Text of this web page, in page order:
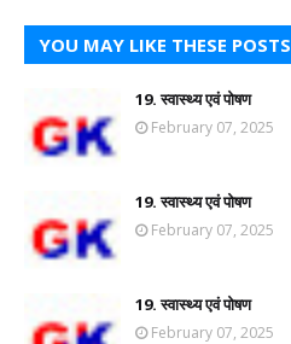
YOU MAY LIKE THESE POSTS
19. स्वास्थ्य एवं पोषण
February 07, 2025
19. स्वास्थ्य एवं पोषण
February 07, 2025
19. स्वास्थ्य एवं पोषण
February 07, 2025